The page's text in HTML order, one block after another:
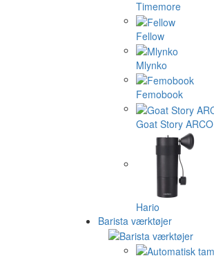
Timemore
Fellow
Mlynko
Femobook
Goat Story ARCO
Hario
Barista værktøjer